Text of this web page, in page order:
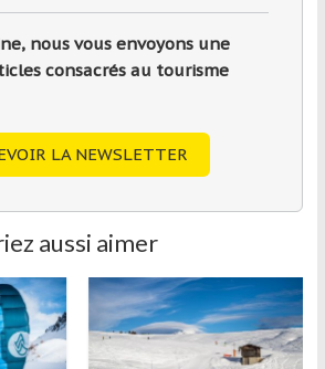
nous vous envoyons une
consacrés au tourisme
LA NEWSLETTER
aussi aimer